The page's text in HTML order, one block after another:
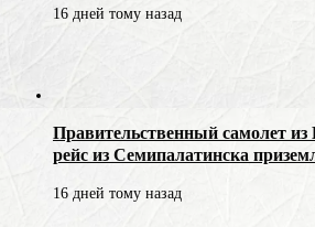
16 дней тому назад
Правительственный самолет
рейс из Семипалатинска
16 дней тому назад